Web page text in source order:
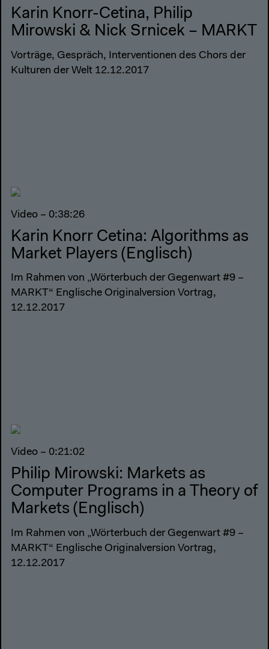
Karin Knorr-Cetina, Philip
Mirowski & Nick Srnicek – MARKT
Vorträge, Gespräch, Interventionen des Chors der
Kulturen der Welt 12.12.2017
Video – 0:38:26
Karin Knorr Cetina: Algorithms as
Market Players (Englisch)
Im Rahmen von „Wörterbuch der Gegenwart #9 –
MARKT“ Englische Originalversion Vortrag,
12.12.2017
Video – 0:21:02
Philip Mirowski: Markets as
Computer Programs in a Theory of
Markets (Englisch)
Im Rahmen von „Wörterbuch der Gegenwart #9 –
MARKT“ Englische Originalversion Vortrag,
12.12.2017